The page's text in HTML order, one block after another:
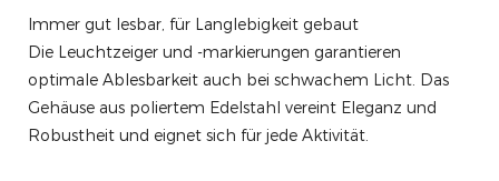
Immer gut lesbar, für Langlebigkeit gebaut
Die Leuchtzeiger und -markierungen garantieren
optimale Ablesbarkeit auch bei schwachem Licht. Das
Gehäuse aus poliertem Edelstahl vereint Eleganz und
Robustheit und eignet sich für jede Aktivität.